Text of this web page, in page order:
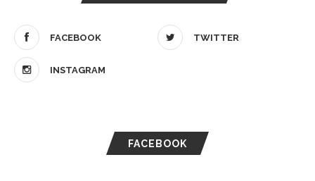
FACEBOOK TWITTER
INSTAGRAM
FACEBOOK